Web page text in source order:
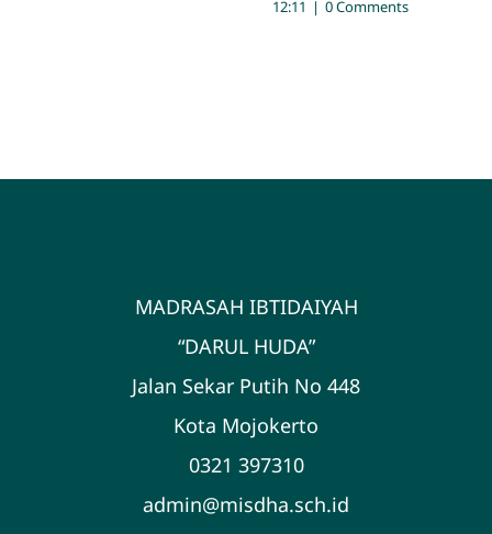
12:11 | 0 Comments
MADRASAH IBTIDAIYAH
“DARUL HUDA”
Jalan Sekar Putih No 448
Kota Mojokerto
0321 397310
admin@misdha.sch.id